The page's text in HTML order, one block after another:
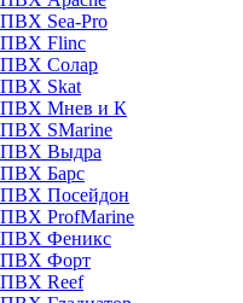
Sea-Pro
ПВХ Flinc
ПВХ Солар
ПВХ Skat
ПВХ Мнев и К
SMarine
ПВХ Выдра
ПВХ Барс
Посейдон
ProfMarine
ПВХ Феникс
ПВХ Форт
ПВХ Reef